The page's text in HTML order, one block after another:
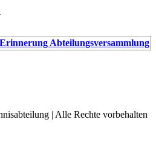
Abteilungsversammlung
| Alle Rechte vorbehalten